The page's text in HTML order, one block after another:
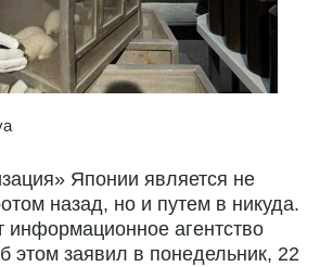
Японии является не
назад, но и путем в никуда.
информационное агентство
этом заявил в понедельник, 22